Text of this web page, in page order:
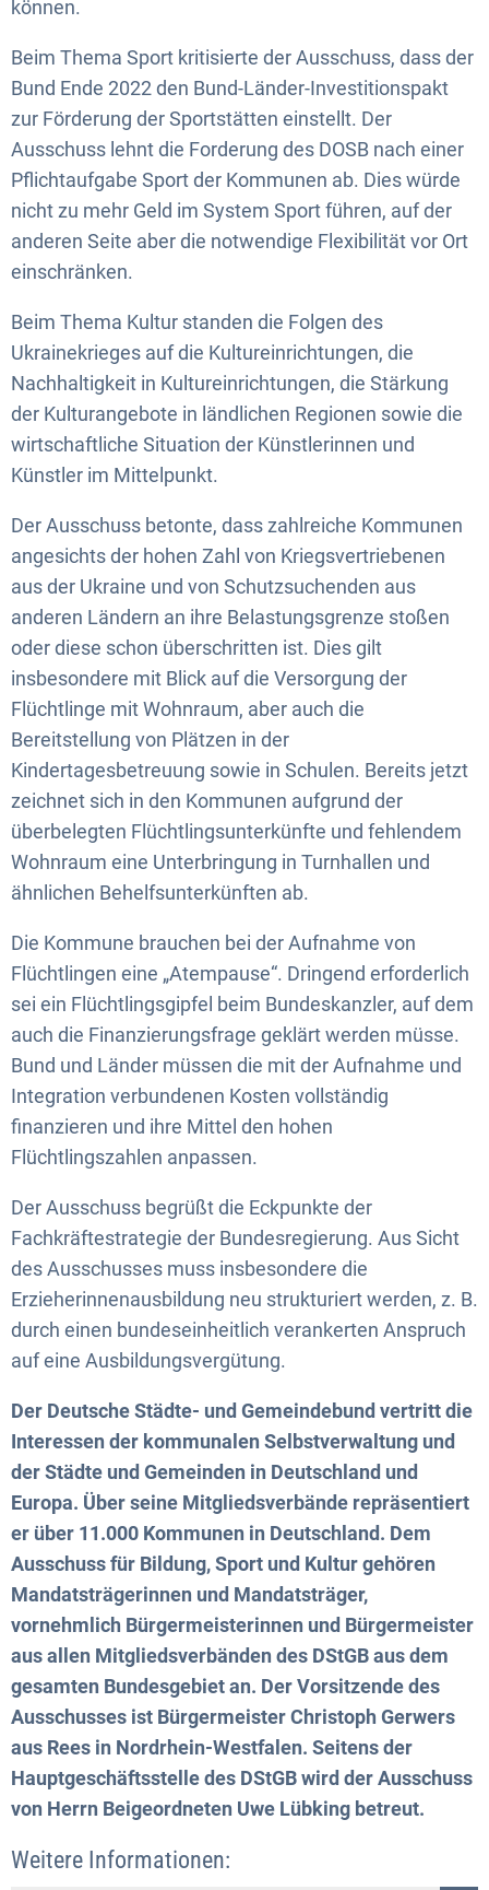
können.
Beim Thema Sport kritisierte der Ausschuss, dass der
Bund Ende 2022 den Bund-Länder-Investitionspakt
zur Förderung der Sportstätten einstellt. Der
Ausschuss lehnt die Forderung des DOSB nach einer
Pflichtaufgabe Sport der Kommunen ab. Dies würde
nicht zu mehr Geld im System Sport führen, auf der
anderen Seite aber die notwendige Flexibilität vor Ort
einschränken.
Beim Thema Kultur standen die Folgen des
Ukrainekrieges auf die Kultureinrichtungen, die
Nachhaltigkeit in Kultureinrichtungen, die Stärkung
der Kulturangebote in ländlichen Regionen sowie die
wirtschaftliche Situation der Künstlerinnen und
Künstler im Mittelpunkt.
Der Ausschuss betonte, dass zahlreiche Kommunen
angesichts der hohen Zahl von Kriegsvertriebenen
aus der Ukraine und von Schutzsuchenden aus
anderen Ländern an ihre Belastungsgrenze stoßen
oder diese schon überschritten ist. Dies gilt
insbesondere mit Blick auf die Versorgung der
Flüchtlinge mit Wohnraum, aber auch die
Bereitstellung von Plätzen in der
Kindertagesbetreuung sowie in Schulen. Bereits jetzt
zeichnet sich in den Kommunen aufgrund der
überbelegten Flüchtlingsunterkünfte und fehlendem
Wohnraum eine Unterbringung in Turnhallen und
ähnlichen Behelfsunterkünften ab.
Die Kommune brauchen bei der Aufnahme von
Flüchtlingen eine „Atempause“. Dringend erforderlich
sei ein Flüchtlingsgipfel beim Bundeskanzler, auf dem
auch die Finanzierungsfrage geklärt werden müsse.
Bund und Länder müssen die mit der Aufnahme und
Integration verbundenen Kosten vollständig
finanzieren und ihre Mittel den hohen
Flüchtlingszahlen anpassen.
Der Ausschuss begrüßt die Eckpunkte der
Fachkräftestrategie der Bundesregierung. Aus Sicht
des Ausschusses muss insbesondere die
Erzieherinnenausbildung neu strukturiert werden, z. B.
durch einen bundeseinheitlich verankerten Anspruch
auf eine Ausbildungsvergütung.
Der Deutsche Städte- und Gemeindebund vertritt die
Interessen der kommunalen Selbstverwaltung und
der Städte und Gemeinden in Deutschland und
Europa. Über seine Mitgliedsverbände repräsentiert
er über 11.000 Kommunen in Deutschland. Dem
Ausschuss für Bildung, Sport und Kultur gehören
Mandatsträgerinnen und Mandatsträger,
vornehmlich Bürgermeisterinnen und Bürgermeister
aus allen Mitgliedsverbänden des DStGB aus dem
gesamten Bundesgebiet an. Der Vorsitzende des
Ausschusses ist Bürgermeister Christoph Gerwers
aus Rees in Nordrhein-Westfalen. Seitens der
Hauptgeschäftsstelle des DStGB wird der Ausschuss
von Herrn Beigeordneten Uwe Lübking betreut.
Weitere Informationen: